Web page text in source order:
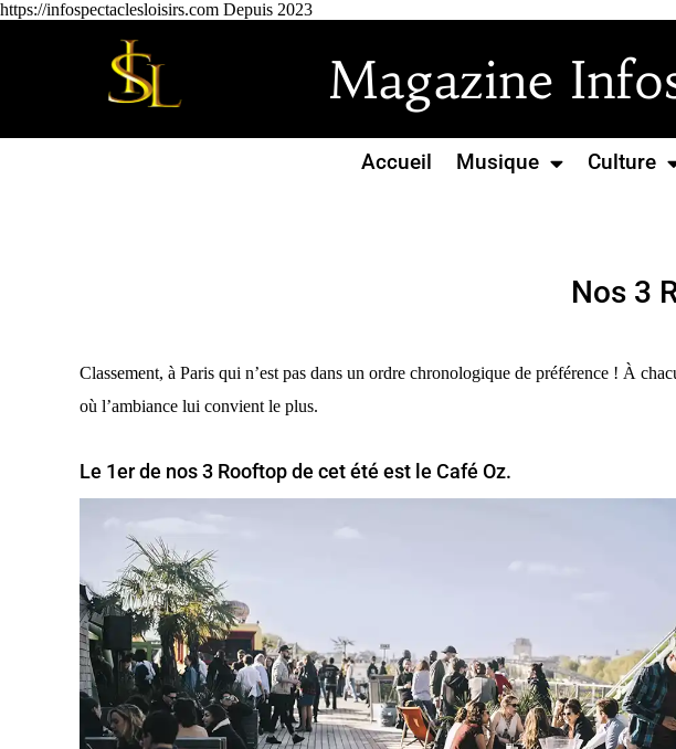
https://infospectaclesloisirs.com Depuis 2023
Magazine
Accueil Musique Culture
Nos 3
Classement, à Paris qui n’est pas dans un ordre chronologique de préférence ! À
où l’ambiance lui convient le plus.
Le 1er de nos 3 Rooftop de cet été est le Café Oz.